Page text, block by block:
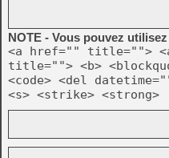
NOTE - Vous pouvez
<a href="" title="">
title=""> <b>
<code> <del
<s> <strike> <strong>